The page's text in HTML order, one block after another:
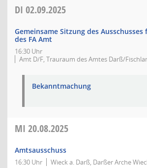
DI 02.09.2025
Gemeinsame Sitzung des
des FA Amt
16:30 Uhr
Amt D/F, Trauraum des Amtes Darß/
Bekanntmachung
MI 20.08.2025
Amtsausschuss
16:30 Uhr Wieck a. Darß, Darßer Arche